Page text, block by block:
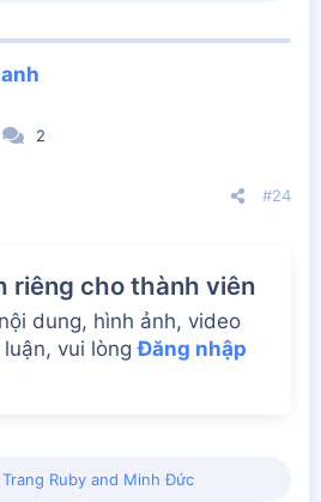
2
#24
riêng cho thành viên
dung, hình ảnh, video
luận, vui lòngĐăng nhập
Trang Ruby and Minh Đức